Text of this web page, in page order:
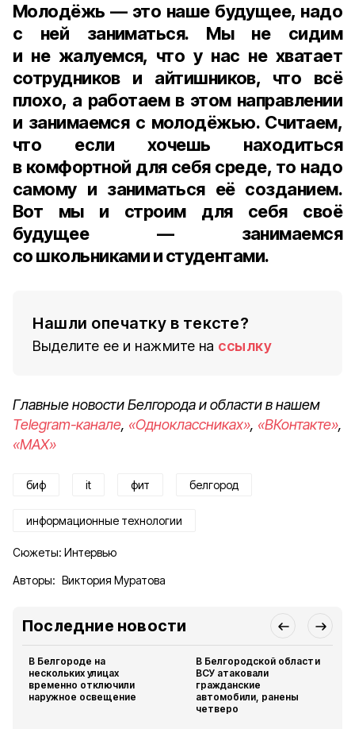
Молодёжь — это наше будущее, надо
с ней заниматься. Мы не сидим
и не жалуемся, что у нас не хватает
сотрудников и айтишников, что всё
плохо, а работаем в этом направлении
и занимаемся с молодёжью. Считаем,
что если хочешь находиться
в комфортной для себя среде, то надо
самому и заниматься её созданием.
Вот мы и строим для себя своё
будущее — занимаемся
со школьниками и студентами.
Нашли опечатку в тексте?
Выделите ее и нажмите на ссылку
Главные новости Белгорода и области в нашем
Telegram-канале, «Одноклассниках», «ВКонтакте»,
«MAX»
биф it фит белгород
информационные технологии
Сюжеты: Интервью
Авторы: Виктория Муратова
Последние новости
В Белгороде на
нескольких улицах
временно отключили
наружное освещение
В Белгородской области
ВСУ атаковали
гражданские
автомобили, ранены
четверо